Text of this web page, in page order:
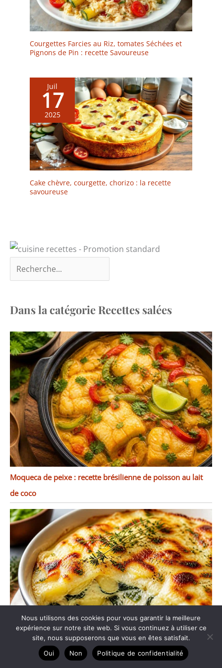
Courgettes Farcies au Riz, tomates Séchées et
Pignons de Pin : recette Savoureuse
Juil
17
2025
Cake chèvre, courgette, chorizo : la recette
savoureuse
Dans la catégorie Recettes salées
Moqueca de peixe : recette brésilienne de poisson au lait
de coco
Gratin de pommes de terre aux épinards et concoillotte :
Nous utilisons des cookies pour vous garantir la meilleure
expérience sur notre site web. Si vous continuez à utiliser ce
site, nous supposerons que vous en êtes satisfait.
Oui
Non Politique de confidentialité